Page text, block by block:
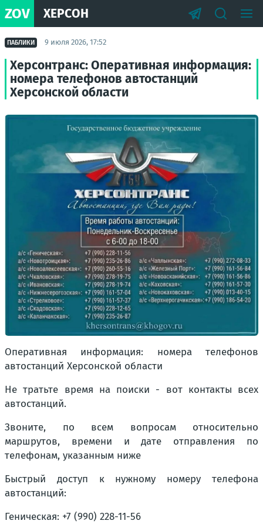
ZOV ХЕРСОН
ПАБЛИКИ 9 июля 2026, 17:52
Херсонтранс: Оперативная информация:
номера телефонов автостанций
Херсонской области
Оперативная информация: номера телефонов
автостанций Херсонской области
Не тратьте время на поиски - вот контакты всех
автостанций.
Звоните, по всем вопросам относительно
маршрутов, времени и дате отправления по
телефонам, указанным ниже
Быстрый доступ к нужному номеру телефона
автостанций:
Геническая: +7 (990) 228-11-56